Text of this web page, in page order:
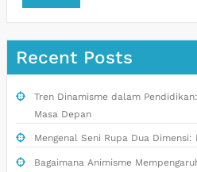
Recent Posts
Tren Dinamisme dalam
Masa Depan
Mengenal Seni Rupa Dua
Bagaimana Animisme